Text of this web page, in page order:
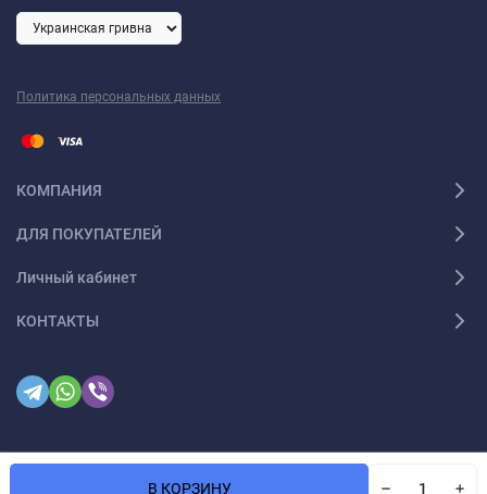
В КОРЗИНУ
Политика персональных данных
КОМПАНИЯ
ДЛЯ ПОКУПАТЕЛЕЙ
Личный кабинет
КОНТАКТЫ